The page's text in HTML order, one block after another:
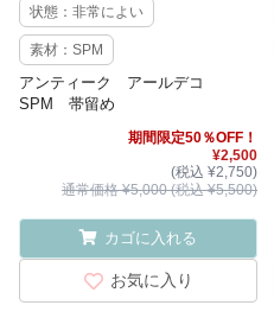
状態：非常によい
素材：SPM
アンティーク アールデコ
SPM 帯留め
期間限定50％OFF！
¥2,500
(税込 ¥2,750)
通常価格 ¥5,000 (税込 ¥5,500)
カゴに入れる
お気に入り